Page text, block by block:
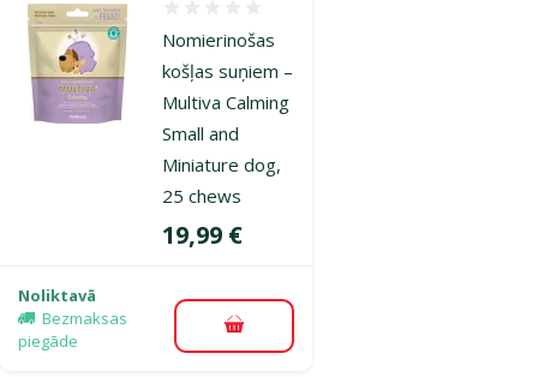
Nomierinošas
košļas suņiem –
Multiva Calming
Small and
Miniature dog,
25 chews
Cena
19,99 €
Noliktavā
Bezmaksas
piegāde
Pievienot grozam